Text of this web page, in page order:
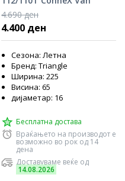
(TV701)
4.690 ден
4.400 ден
Сезона: Летна
Бренд: Triangle
Ширина: 225
Висина: 65
дијаметар: 16
Бесплатна достава
Враќањето на производот е
возможно во рок од 14
дена
Доставуваме веќе од
14.08.2026